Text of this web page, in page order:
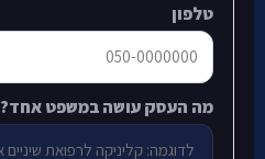
טלפון
מה העסק עושה במשפט אחד?